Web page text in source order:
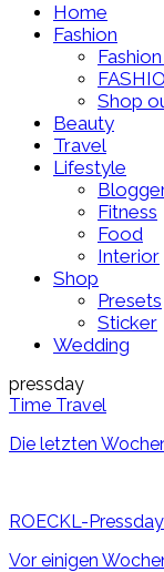
Home
Fashion
Shop
Beauty
Travel
Lifestyle
Fitness
Food
Interior
Shop
Presets
Sticker
Wedding
pressday
Time Travel
Die letzten
ROECKL-Pressday
Vor einigen